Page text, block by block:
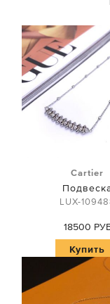
Cartier
LUX-
18500
Купить